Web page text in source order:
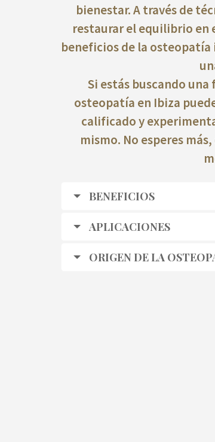
bienestar. A través de
restaurar el equilibrio en
beneficios de la
Si estás buscando
osteopatía en Ibiza
calificado y
mismo. No esperes
BENEFICIOS
APLICACIONES
ORIGEN DE LA